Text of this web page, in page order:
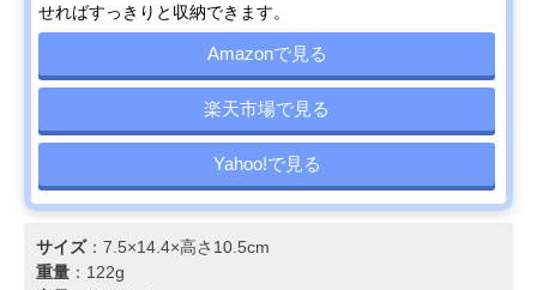
せればすっきりと収納できます。
Amazonで見る
楽天市場で見る
Yahoo!で見る
サイズ：7.5×14.4×高さ10.5cm
重量 ：122g